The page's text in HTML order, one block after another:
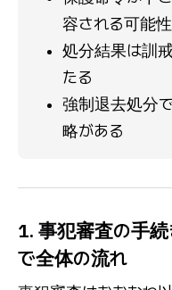
容される可能
処分結果は訓
たる
強制退去処分
略がある
1. 事犯審査の手
で全体の流れ